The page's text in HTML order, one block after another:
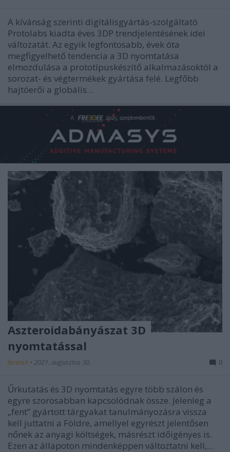
A kívánság szerinti digitálisgyártás-szolgáltató
Protolabs kiadta éves 3DP trendjelentésének idei
változatát. Az egyik legfontosabb, évek óta
megfigyelhető tendencia a 3D nyomtatása
elmozdulása a prototípuskészítő alkalmazásoktól a
sorozat- és végtermékek gyártása felé. Legfőbb
hajtóerői a globális…
Aszteroidabányászat 3D
nyomtatással
ferenck • 2021. augusztus 30. 0
Űrkutatás és 3D nyomtatás egyre több szálon és
egyre szorosabban kapcsolódnak össze. Jelenleg a
„fent” gyártott tárgyakat tanulmányozásra vissza
kell juttatni a Földre, amellyel egyrészt jelentősen
nőnek az anyagi költségek, másrészt időigényes is.
Ezen az állapoton mindenképpen változtatni kell,…